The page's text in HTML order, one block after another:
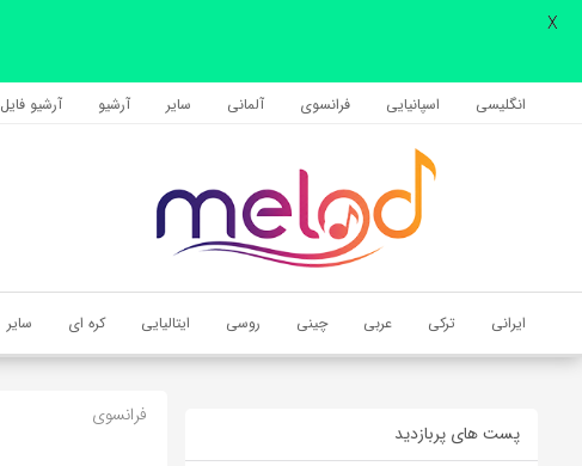
انگلیسی اسپانیایی فرانسوی آلمانی سایر آرشیو آرشیو فایل‌‎ها
ایرانی ترکی عربی چینی روسی ایتالیایی کره ای سایر
اشتراک گذاری
با استفاده از روش‌های زیر می‌توانید این صفحه را با دوستان خود به
کپی لینک
پست های پربازدید
فرانسوی
X